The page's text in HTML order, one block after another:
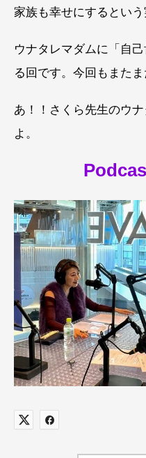
家族も幸せにするという
ウナタレマダムに「自
る回です。今回もまた
あ！！さくら先生のウ
よ。